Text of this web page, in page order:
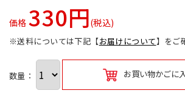
価格330円(税込)
※送料については下記【お届けについて】をご
数量： お買い物かごに